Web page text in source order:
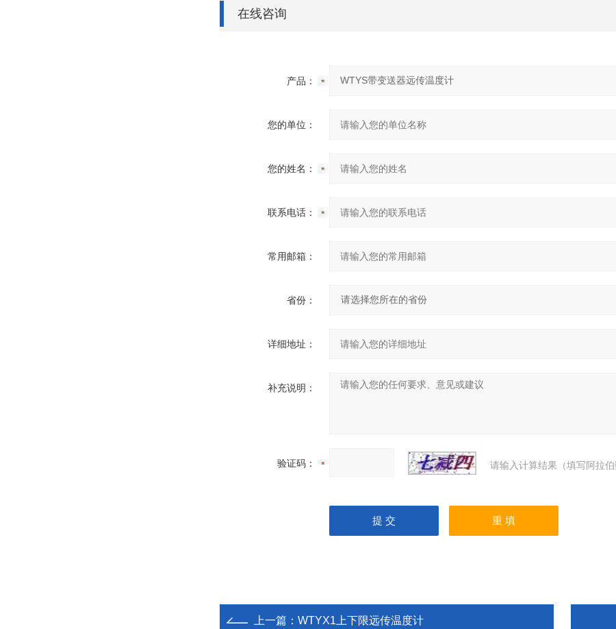
在线咨询
产品：
您的单位：
您的姓名：
联系电话：
常用邮箱：
省份：
详细地址：
补充说明：
验证码： 请输入计算结果（填写阿拉
上一篇： WTYX1上下限远传温度计